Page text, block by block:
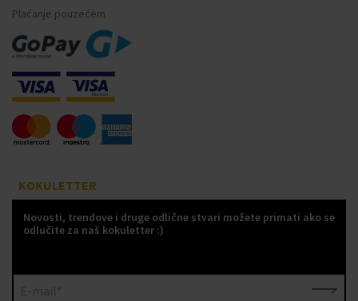
Plaćanje pouzećem
KOKULETTER
Novosti, trendove i druge odlične stvari možete primati ako se
odlučite za naš kokuletter :)